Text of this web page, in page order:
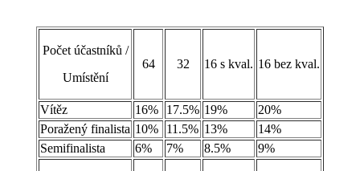
Počet účastníků /
Umístění
64 32 16 s kval. 16 bez kval.
Vítěz 16% 17.5% 19%
20%
Poražený finalista 10% 11.5% 13%
14%
Semifinalista
6% 7% 8.5% 9%